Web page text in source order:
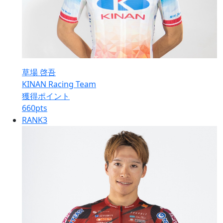
草場 啓吾
KINAN Racing Team
獲得ポイント
660pts
RANK3